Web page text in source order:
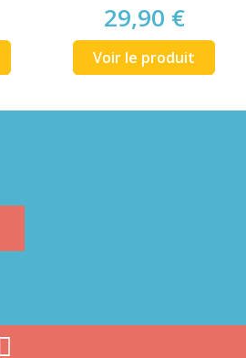
29,90 €
Voir le produit